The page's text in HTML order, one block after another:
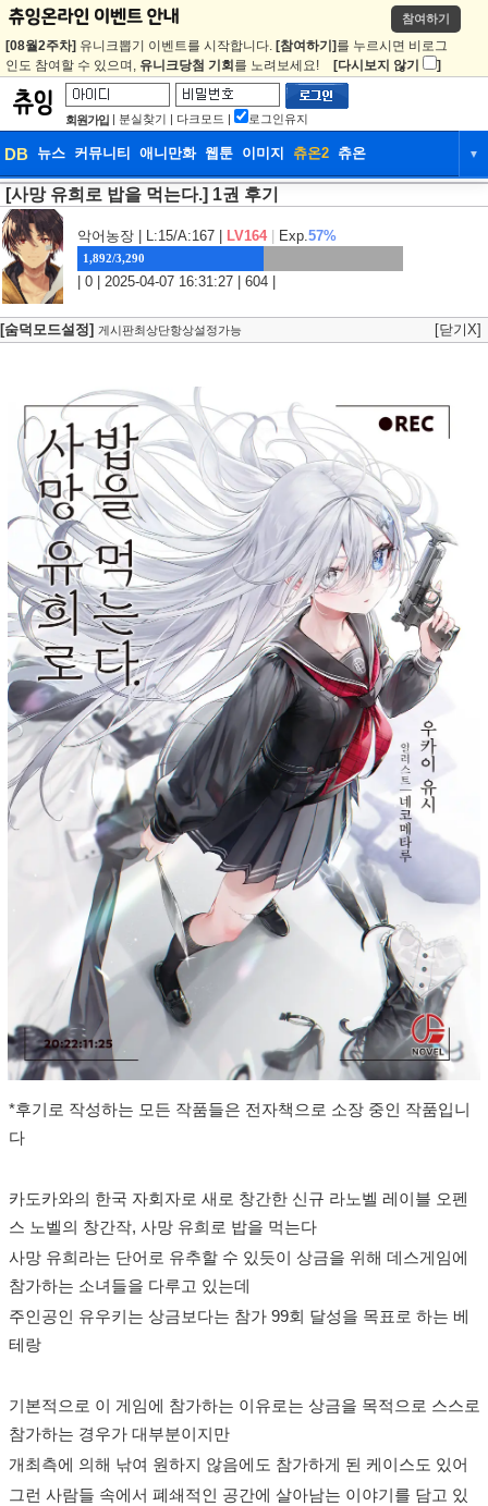
참여하기
[08월2주차] 유니크뽑기 이벤트를 시작합니다. [참여하기] 를 누르시면 비로그
인도 참여할 수 있으며, 유니크당첨 기회 를 노려보세요! [다시보지 않기 ]
회원가입 | 분실찾기 | 다크모드 | 로그인유지
DB 뉴스 커뮤니티 애니만화 웹툰 이미지 츄온2 츄온 ▼
DB 뉴스
웹툰 이미지 츄온2
[사망 유희로 밥을 먹는다.] 1권 후기
악어농장 | L:15/A:167 | LV164 Exp.57%
1,892/3,290
| 0 | 2025-04-07 16:31:27 | 604 |
[숨덕모드설정] 게시판최상단항상설정가능 [닫기X]
*후기로 작성하는 모든 작품들은 전자책으로 소장 중인 작품입니
다
카도카와의 한국 자회자로 새로 창간한 신규 라노벨 레이블 오펜
스 노벨의 창간작, 사망 유희로 밥을 먹는다
사망 유희라는 단어로 유추할 수 있듯이 상금을 위해 데스게임에
참가하는 소녀들을 다루고 있는데
주인공인 유우키는 상금보다는 참가 99회 달성을 목표로 하는 베
테랑
기본적으로 이 게임에 참가하는 이유로는 상금을 목적으로 스스로
참가하는 경우가 대부분이지만
개최측에 의해 낚여 원하지 않음에도 참가하게 된 케이스도 있어
그런 사람들 속에서 폐쇄적인 공간에 살아남는 이야기를 담고 있